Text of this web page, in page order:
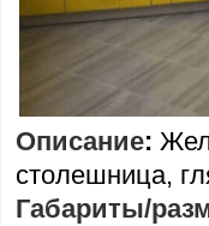
Описание:
столешница,
Габариты/